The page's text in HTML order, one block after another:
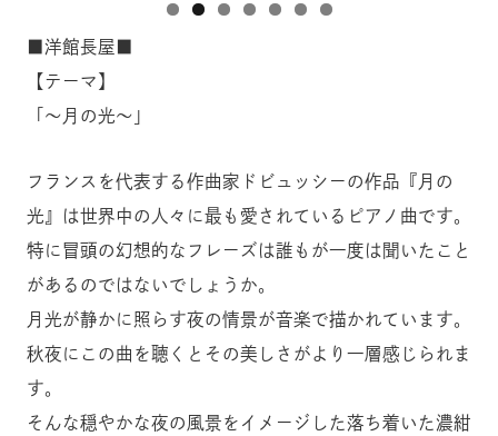
■洋館長屋■
【テーマ】
「～月の光～」
フランスを代表する作曲家ドビュッシーの作品『月の
光』は世界中の人々に最も愛されているピアノ曲です。
特に冒頭の幻想的なフレーズは誰もが一度は聞いたこと
があるのではないでしょうか。
月光が静かに照らす夜の情景が音楽で描かれています。
秋夜にこの曲を聴くとその美しさがより一層感じられま
す。
そんな穏やかな夜の風景をイメージした落ち着いた濃紺